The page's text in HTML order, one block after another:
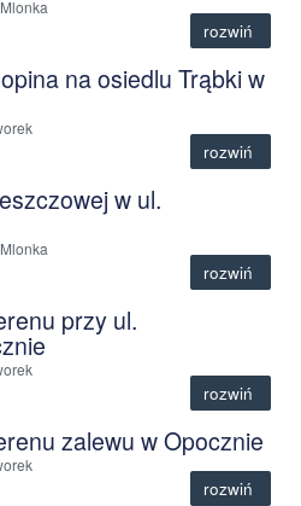
rozwiń
na osiedlu Trąbki w
rozwiń
w ul.
rozwiń
przy ul.
rozwiń
zalewu w Opocznie
rozwiń